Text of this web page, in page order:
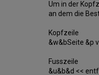
Um in der
an dem die
Kopfzeile
&w&bSeite &p
Fusszeile
&u&b&d <<